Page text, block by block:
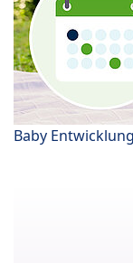
Baby